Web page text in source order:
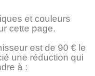
et couleurs
cette page.
est de 90 € le
une réduction qui
à :